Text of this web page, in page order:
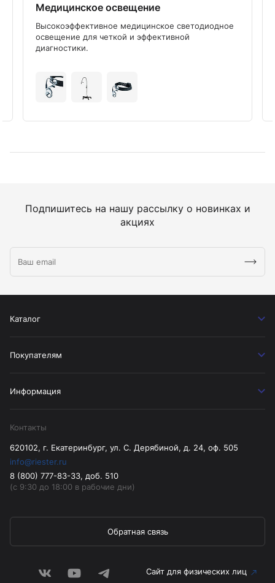
Медицинское освещение
Высокоэффективное медицинское светодиодное
освещение для четкой и эффективной
диагностики.
Подпишитесь на нашу рассылку о новинках и
акциях
Каталог
Покупателям
Информация
Контакты
620102, г. Екатеринбург, ул. С. Дерябиной, д. 24, оф. 505
info@riester.ru
8 (800) 777-83-33, доб. 510
(с 9:30 до 18:00 в рабочие дни)
Обратная связь
Сайт для физических лиц